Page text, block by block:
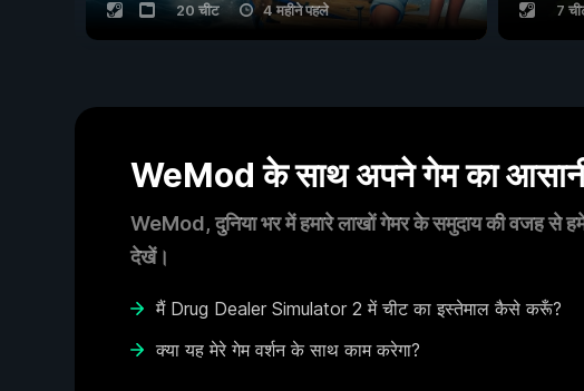
20 चीट 4 महीने पहले 7
WeMod के साथ अपने गेम का
WeMod, दुनिया भर में हमारे लाखों गेमर के समुदाय की वजह से
देखें।
मैं Drug Dealer Simulator 2 में चीट का इस्तेमाल कैसे करूँ?
क्या यह मेरे गेम वर्शन के साथ काम करेगा?